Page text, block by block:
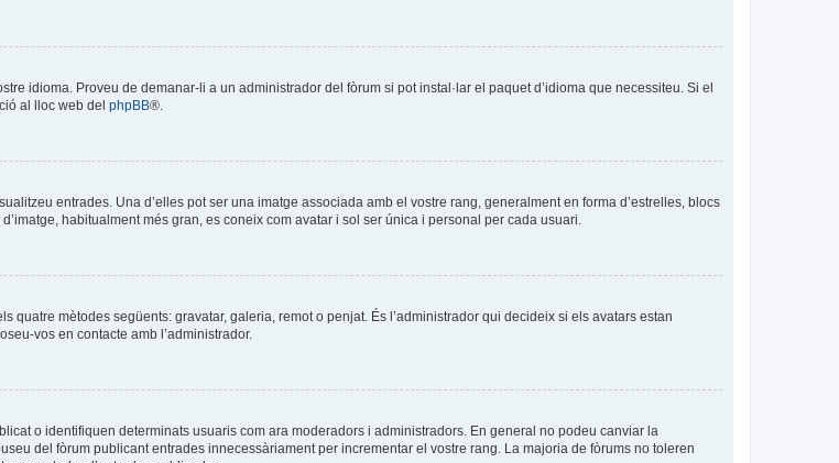
idioma. Proveu de demanar-li a un administrador del fòrum si pot instal·lar el paquet d’idioma que necessiteu. Si el
al lloc web del phpBB®.
entrades. Una d’elles pot ser una imatge associada amb el vostre rang, generalment en forma d’estrelles, blocs
habitualment més gran, es coneix com avatar i sol ser única i personal per cada usuari.
quatre mètodes següents: gravatar, galeria, remot o penjat. És l’administrador qui decideix si els avatars estan
vos en contacte amb l’administrador.
o identifiquen determinats usuaris com ara moderadors i administradors. En general no podeu canviar la
del fòrum publicant entrades innecessàriament per incrementar el vostre rang. La majoria de fòrums no toleren